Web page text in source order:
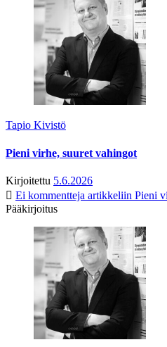
Tapio Kivistö
Pieni virhe, suuret vahingot
Kirjoitettu 5.6.2026
Ei kommentteja artikkeliin Pieni
Pääkirjoitus